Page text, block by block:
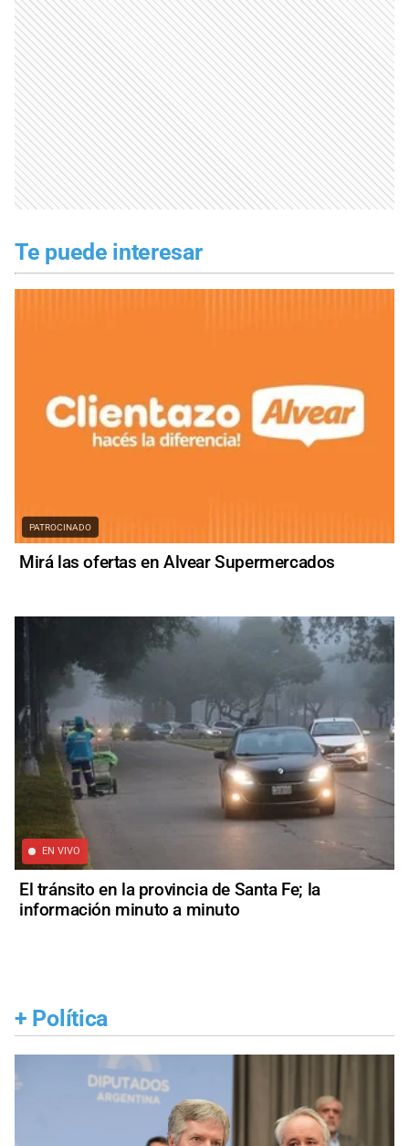
Te puede interesar
PATROCINADO
Mirá las ofertas en Alvear Supermercados
EN VIVO
El tránsito en la provincia de Santa Fe; la
información minuto a minuto
+ Política